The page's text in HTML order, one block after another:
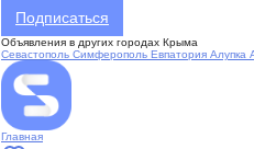
Подписаться
Объявления в других городах Крыма
Севастополь Симферополь Евпатория Алупка
Главная